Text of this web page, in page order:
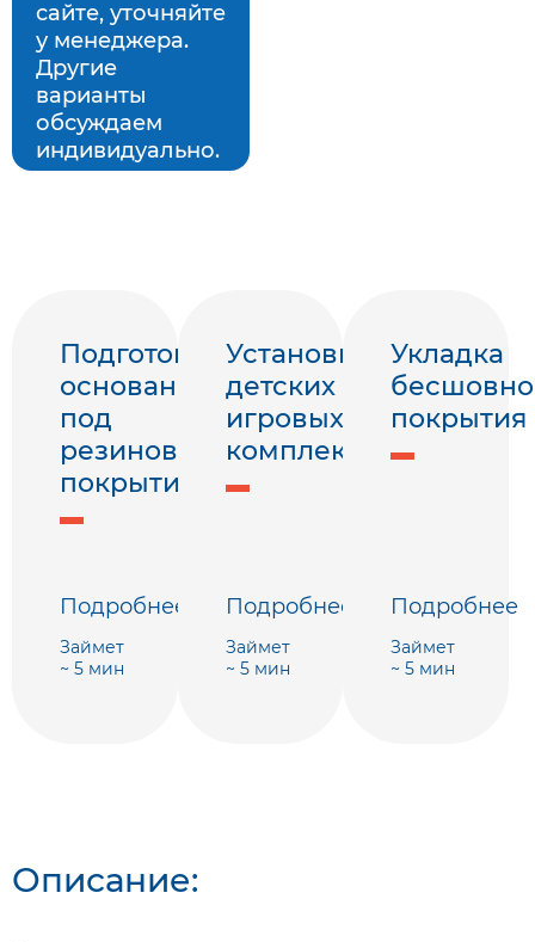
сайте, уточняйте
у менеджера.
Другие
варианты
обсуждаем
индивидуально.
Подготовка
основания
под
резиновое
покрытие
Подробнее
Займет
~ 5 мин
Установка
детских
игровых
комплексов
Подробнее
Займет
~ 5 мин
Укладка
покрытия
Подробнее
Займет
~ 5 мин
Описание: